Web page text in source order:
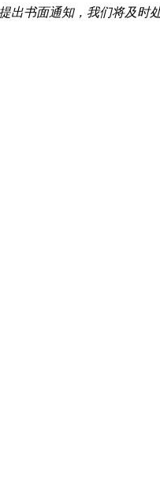
出书面通知，我们将及时处